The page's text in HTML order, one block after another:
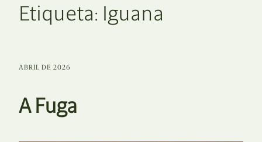
Etiqueta: Iguana
ABRIL DE 2026
A Fuga